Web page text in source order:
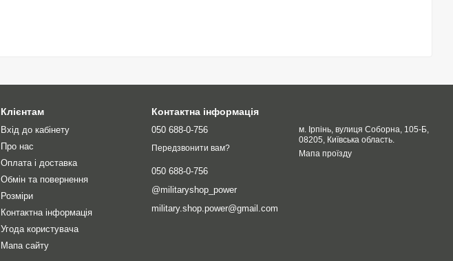
Клієнтам
Вхід до кабінету
Про нас
Оплата і доставка
Обмін та повернення
Розміри
Контактна інформація
Угода користувача
Мапа сайту
Контактна інформація
050 688-0-756
Передзвонити вам?
050 688-0-756
@militaryshop_power
military.shop.power@gmail.com
м. Ірпінь, вулиця Соборна, 105-Б,
08205, Київська область.
Мапа проїзду